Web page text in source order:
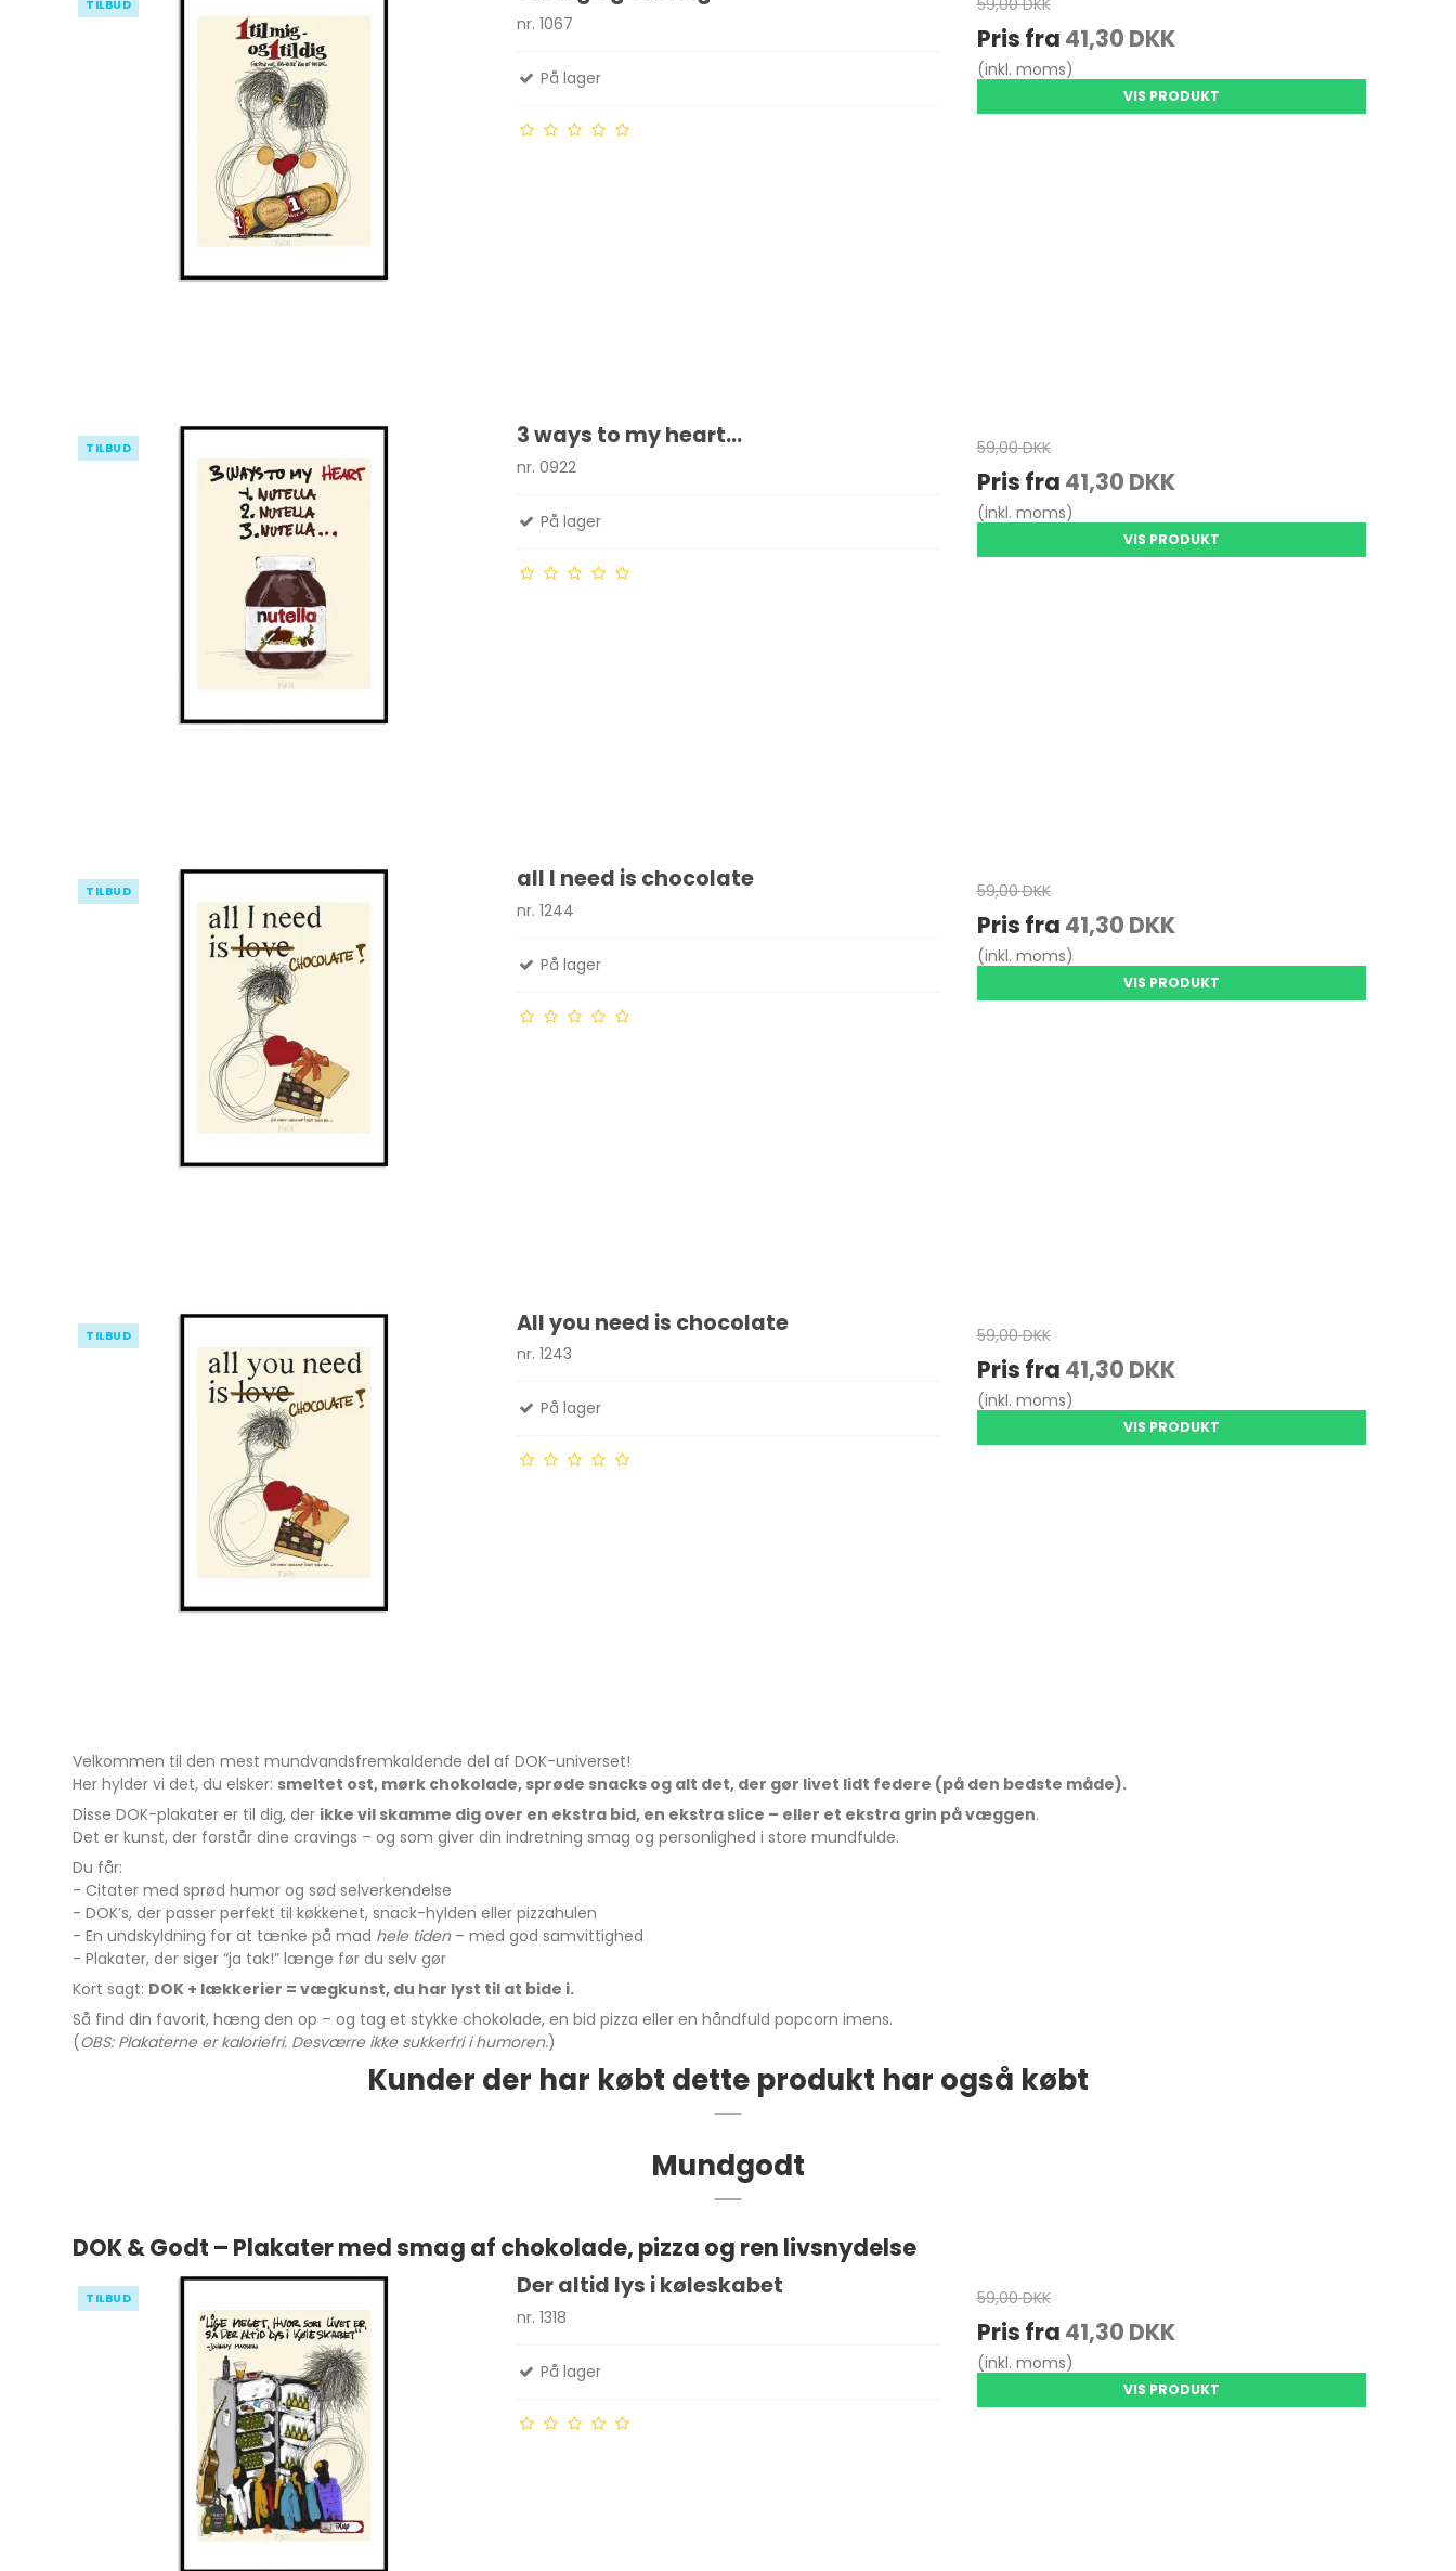
TILBUD
nr. 1067
På lager
59,00 DKK
Pris fra 41,30 DKK
(inkl. moms)
VIS PRODUKT
TILBUD 3 ways to my heart...
nr. 0922
På lager
59,00 DKK
Pris fra 41,30 DKK
(inkl. moms)
VIS PRODUKT
TILBUD all I need is chocolate
nr. 1244
På lager
59,00 DKK
Pris fra 41,30 DKK
(inkl. moms)
VIS PRODUKT
TILBUD All you need is chocolate
nr. 1243
På lager
59,00 DKK
Pris fra 41,30 DKK
(inkl. moms)
VIS PRODUKT
Velkommen til den mest mundvandsfremkaldende del af DOK-universet!
Her hylder vi det, du elsker: smeltet ost, mørk chokolade, sprøde snacks og alt det, der gør livet lidt federe (på den bedste måde).
Disse DOK-plakater er til dig, der ikke vil skamme dig over en ekstra bid, en ekstra slice – eller et ekstra grin på væggen.
Det er kunst, der forstår dine cravings – og som giver din indretning smag og personlighed i store mundfulde.
Du får:
- Citater med sprød humor og sød selverkendelse
- DOK’s, der passer perfekt til køkkenet, snack-hylden eller pizzahulen
- En undskyldning for at tænke på mad hele tiden– med god samvittighed
- Plakater, der siger “ja tak!” længe før du selv gør
Kort sagt: DOK + lækkerier = vægkunst, du har lyst til at bide i.
Så find din favorit, hæng den op – og tag et stykke chokolade, en bid pizza eller en håndfuld popcorn imens.
(OBS: Plakaterne er kaloriefri. Desværre ikke sukkerfri i humoren.)
Kunder der har købt dette produkt har også købt
Mundgodt
DOK & Godt – Plakater med smag af chokolade, pizza og ren livsnydelse
TILBUD Der altid lys i køleskabet
nr. 1318
På lager
59,00 DKK
Pris fra 41,30 DKK
(inkl. moms)
VIS PRODUKT